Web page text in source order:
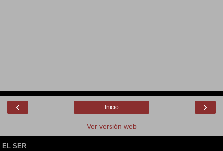
‹ ›
Inicio
Ver versión web
EL SER